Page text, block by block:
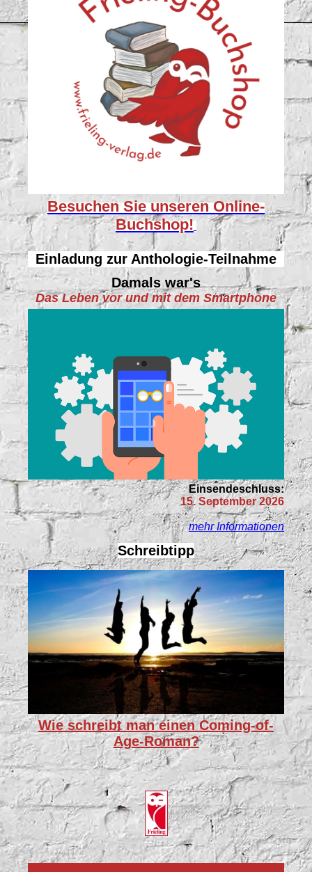
Besuchen Sie unserenOnline-
Buchshop!
Einladung zur Anthologie-Teilnahme
Damals war's
Das Leben vor und mit dem Smartphone
Einsendeschluss:
15. September 2026
mehr Informationen
Schreibtipp
Wie schreibt man einen Coming-of-
Age-Roman?